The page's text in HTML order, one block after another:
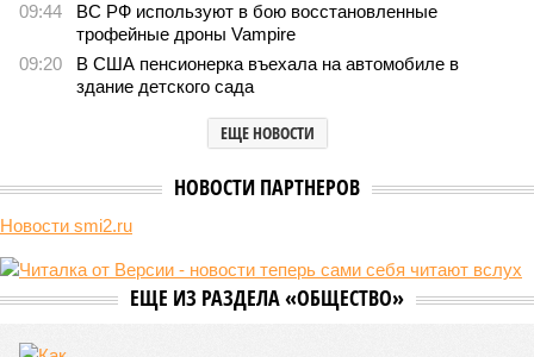
В нескольких станциях от уже сданного «Сказочного леса» пайщики ЖК
Пока в Ярославском районе СВАО дольщики «Сказочного леса»
уже получают ключи – в мае 2026 года были получены